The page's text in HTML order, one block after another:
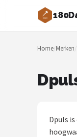
Zoeken
NAVIGATIE
Home/Merken/
Dpuls